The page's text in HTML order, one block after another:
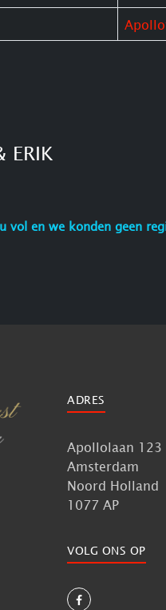
ERIK
vol en we konden geen
ADRES
Apollolaan 123
Amsterdam
Noord Holland
1077 AP
VOLG ONS OP